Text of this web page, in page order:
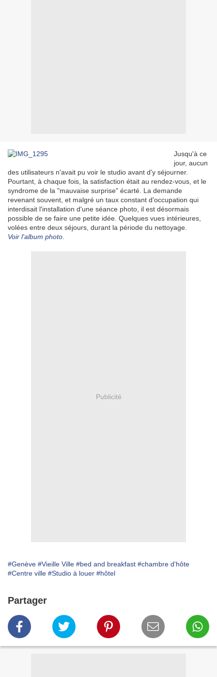
Jusqu'à ce
jour, aucun
des utilisateurs n'avait pu voir le studio avant d'y séjourner.
Pourtant, à chaque fois, la satisfaction était au rendez-vous, et le
syndrome de la "mauvaise surprise" écarté. La demande
revenant souvent, et malgré un taux constant d'occupation qui
interdisait l'installation d'une séance photo, il est désormais
possible de se faire une petite idée. Quelques vues intérieures,
volées entre deux séjours, durant la période du nettoyage.
Voir l'album photo
Publicité
#Genève #Vieille Ville #bed and breakfast #chambre d'hôte
#Centre ville #Studio à louer #hôtel
Partager